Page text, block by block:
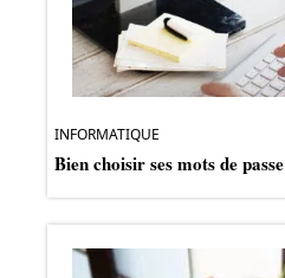
INFORMATIQUE
Bien choisir ses mots de passe